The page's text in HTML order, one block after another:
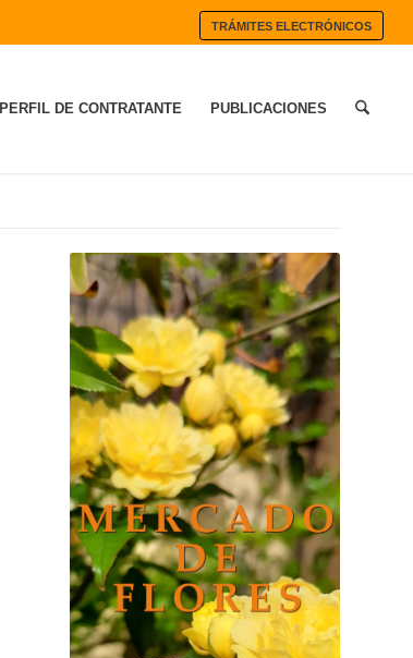
TRÁMITES ELECTRÓNICOS
PERFIL DE CONTRATANTE PUBLICACIONES